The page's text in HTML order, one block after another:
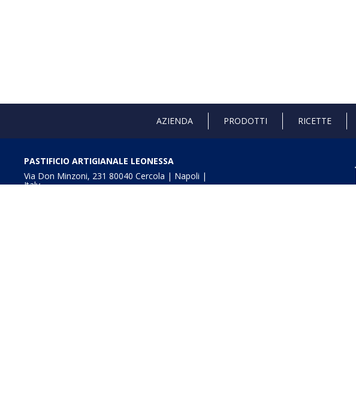
AZIENDA PRODOTTI RICETTE
PASTIFICIO ARTIGIANALE LEONESSA
Via Don Minzoni, 231 80040 Cercola | Napoli |
Italy